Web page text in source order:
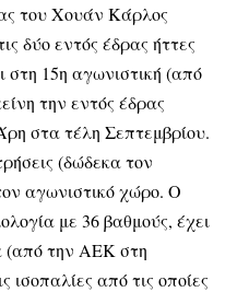
του Χουάν Κάρλος
δύο εντός έδρας ήττες
στη 15η αγωνιστική (από
την εντός έδρας
στα τέλη Σεπτεμβρίου.
(δώδεκα τον
αγωνιστικό χώρο. Ο
με 36 βαθμούς, έχει
(από την ΑΕΚ στη
από τις οποίες